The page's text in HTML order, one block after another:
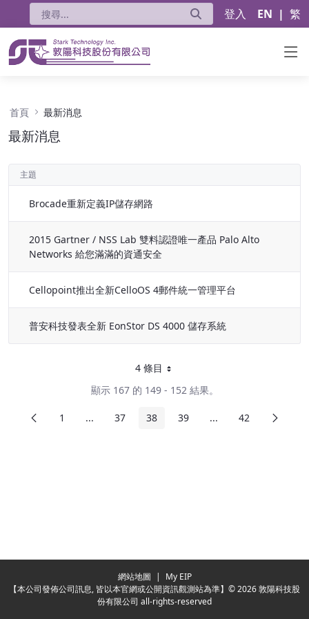
登入 EN | 繁
首頁 最新消息
最新消息
主題
Brocade重新定義IP儲存網路
2015 Gartner / NSS Lab 雙料認證唯一產品 Palo Alto
Networks 給您滿滿的資通安全
Cellopoint推出全新CelloOS 4郵件統一管理平台
普安科技發表全新 EonStor DS 4000 儲存系統
4 條目每頁
顯示 167 的 149 - 152 結果。
前頁 頁面
1 ...中間頁面頁面
37 頁面
38 頁面
39 ...中間頁面頁面
42 下頁
網站地圖 |
My EIP
【本公司發佈公司訊息, 皆以本官網或公開資訊觀測站為準】© 2026 敦陽科技股
份有限公司 all-rights-reserved